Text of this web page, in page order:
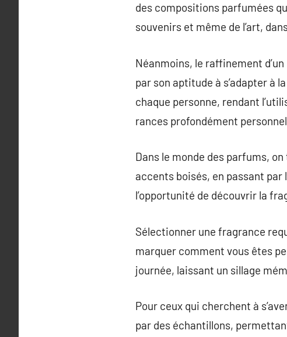
des compositions parfumées
souvenirs et même de l’art,
Néanmoins, le raffinement
par son aptitude à s’adapter à
chaque personne, rendant
rances profondément
Dans le monde des parfums,
accents boisés, en passant par
l’opportunité de découvrir la
Sélectionner une fragrance
marquer comment vous êtes
journée, laissant un sillage
Pour ceux qui cherchent à
par des échantillons,